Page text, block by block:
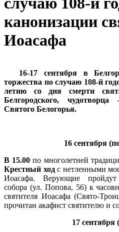
канонизации
Иоасафа
16-17 сентября в
торжества по случаю 108-й
летию со дня смерти
Белгородского, чудотворца
Святого Белогорья.
16 сентября
В 15.00по многолетней
Крестный ходс нетленными
Иоасафа. Верующие пройдут
собора (ул. Попова, 56) к
святителя Иоасафа (Свято-
прочитан акафист святителю и
17 сентября